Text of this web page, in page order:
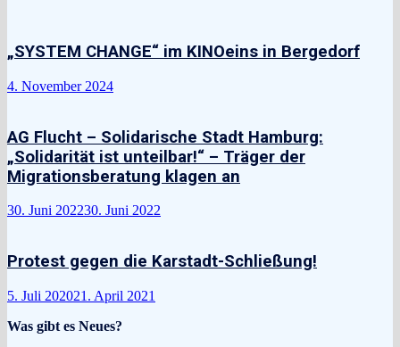
„SYSTEM CHANGE“ im KINOeins in Bergedorf
4. November 2024
AG Flucht – Solidarische Stadt Hamburg:
„Solidarität ist unteilbar!“ – Träger der
Migrationsberatung klagen an
30. Juni 202230. Juni 2022
Protest gegen die Karstadt-Schließung!
5. Juli 202021. April 2021
Was gibt es Neues?